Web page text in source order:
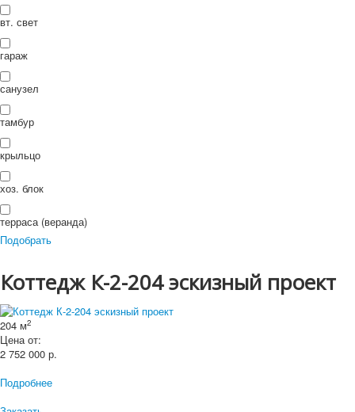
П
ои
ск
Искать...
вт. свет
гараж
санузел
тамбур
крыльцо
хоз. блок
терраса (веранда)
Подобрать
Коттедж К-2-204 эскизный проект
204 м2
Цена от:
2 752 000 р.
Подробнее